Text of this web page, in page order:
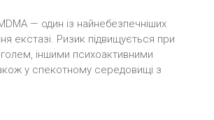
— один із найнебезпечніших
екстазі. Ризик підвищується при
іншими психоактивними
у спекотному середовищі з